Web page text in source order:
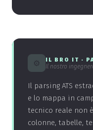
⚙ IL BRO IT ·
Il nostro
Il parsing ATS
e lo mappa in
tecnico reale non
colonne, tabelle,